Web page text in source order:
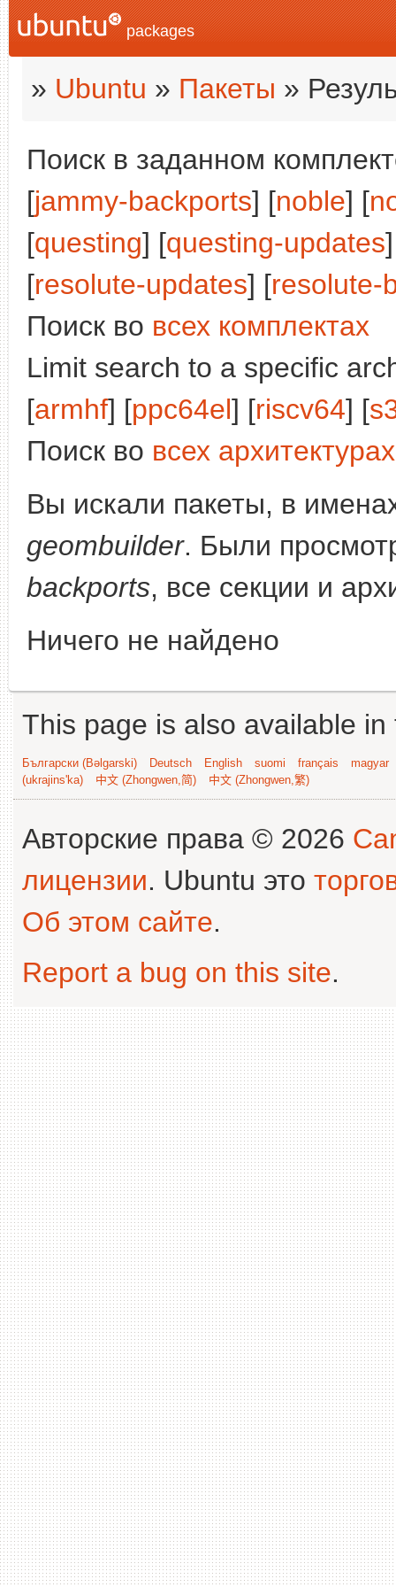
packages
» Ubuntu » Пакеты »
Поиск в заданном
[jammy-backports] [noble] [
[questing] [questing-updates
[resolute-updates] [resolute-
Поиск во всех комплектах
Limit search to a specific
[armhf] [ppc64el] [riscv64] [
Поиск во всех архитектурах
Вы искали пакеты, в
geombuilder. Были
backports, все секции и
Ничего не найдено
This page is also available
Български (Bəlgarski) Deutsch English suomi français
magyar
(ukrajins'ka)
中文 (Zhongwen,简) 中文 (Zhongwen,繁)
Авторские права © 2026
лицензии. Ubuntu это
Об этом сайте.
Report a bug on this site.